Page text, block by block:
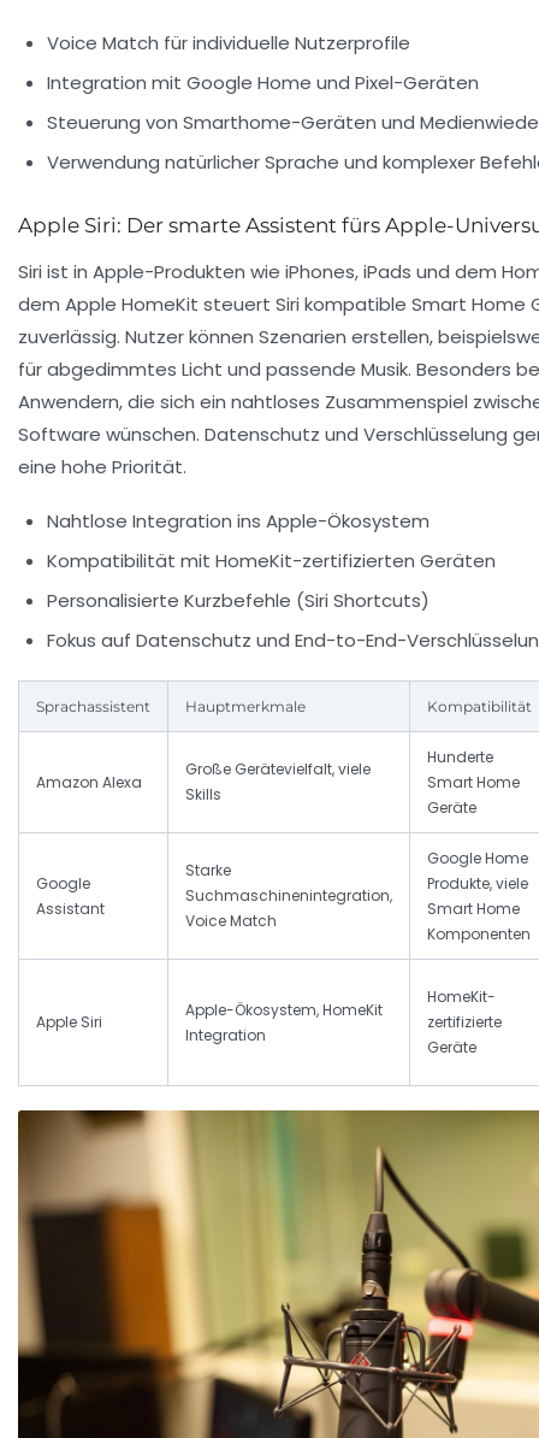
Voice Match für individuelle Nutzerprofile
Integration mit Google Home und Pixel-Geräten
Steuerung von Smarthome-Geräten und
Verwendung natürlicher Sprache und komplexer
Apple Siri: Der smarte Assistent fürs Apple-
Siri ist in Apple-Produkten wie iPhones, iPads und dem
dem Apple HomeKit steuert Siri kompatible Smart Home
zuverlässig. Nutzer können Szenarien erstellen,
für abgedimmtes Licht und passende Musik. Besonders
Anwendern, die sich ein nahtloses Zusammenspiel
Software wünschen. Datenschutz und Verschlüsselung
eine hohe Priorität.
Nahtlose Integration ins Apple-Ökosystem
Kompatibilität mit HomeKit-zertifizierten Geräten
Personalisierte Kurzbefehle (Siri Shortcuts)
Fokus auf Datenschutz und End-to-End-
Sprachassistent Hauptmerkmale Kompatibilität
Amazon Alexa
Große Gerätevielfalt, viele
Skills
Hunderte
Smart Home
Geräte
Google
Assistant
Starke
Suchmaschinenintegration,
Voice Match
Google Home
Produkte, viele
Smart Home
Komponenten
Apple Siri
Apple-Ökosystem, HomeKit
Integration
HomeKit-
zertifizierte
Geräte